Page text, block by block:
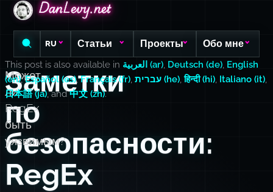
DanLevy.net
DanLevy.net
DanLevy.net
RU Статьи Проекты Обо мне
Заметки
по
безопасности:
RegEx
Может
ли
RegEx
быть
уязвимым?
This post is also available in العربية (ar), Deutsch (de), English
(en),Español (es),Français (fr), עברית (he),हिन्दी (hi), Italiano (it),
日本語 (ja), and中文 (zh).